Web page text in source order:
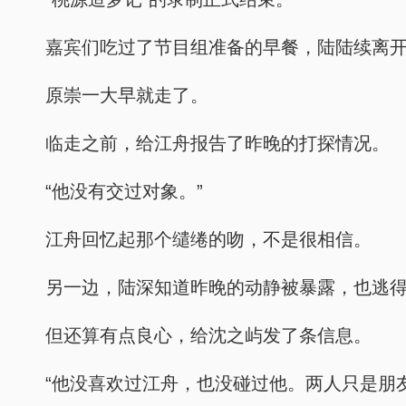
嘉宾们吃过了节目组准备的早餐，陆陆续离开
原崇一大早就走了。
临走之前，给江舟报告了昨晚的打探情况。
“他没有交过对象。”
江舟回忆起那个缱绻的吻，不是很相信。
另一边，陆深知道昨晚的动静被暴露，也逃得
但还算有点良心，给沈之屿发了条信息。
“他没喜欢过江舟，也没碰过他。两人只是朋